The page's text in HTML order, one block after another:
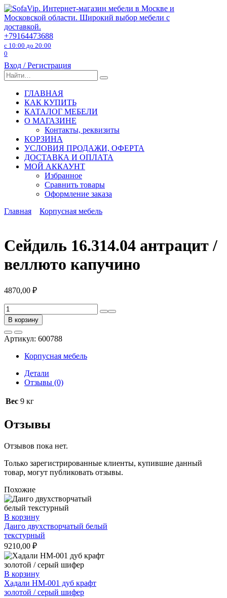
Перейти
к
содержанию
+79164473688
с 10:00 до 20:00
0
Вход / Регистрация
Search
for:
ГЛАВНАЯ
КАК КУПИТЬ
КАТАЛОГ МЕБЕЛИ
О МАГАЗИНЕ
Контакты, реквизиты
КОРЗИНА
УСЛОВИЯ ПРОДАЖИ, ОФЕРТА
ДОСТАВКА И ОПЛАТА
МОЙ АККАУНТ
Избранное
Сравнить товары
Оформление заказа
Главная
Корпусная мебель
Сейдиль 16.314.04 антрацит /
веллюто капучино
4870,00 ₽
Количество
товара
Сейдиль
16.314.04
антрацит
веллюто
капучино
В корзину
Артикул: 600788
Корпусная мебель
Детали
Отзывы (0)
Вес 9 кг
Отзывы
Отзывов пока нет.
Только зарегистрированные клиенты, купившие данный
товар, могут публиковать отзывы.
Похожие
В корзину
Даиго двухстворчатый белый
текстурный
9210,00 ₽
В корзину
Хадали НМ-001 дуб крафт
золотой / серый шифер